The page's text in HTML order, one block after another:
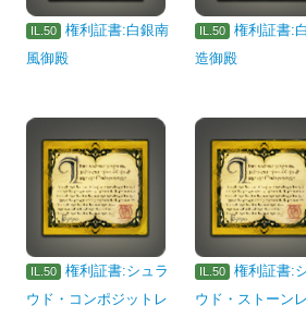
IL.50
権利証書:白銀南
風御殿
IL.50
権利証書:
造御殿
IL.50
権利証書:シュラ
ウド・コンポジットレ
IL.50
権利証書:
ウド・ストーン